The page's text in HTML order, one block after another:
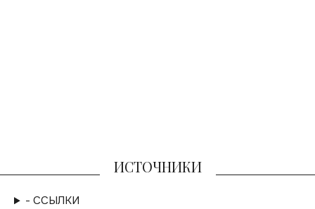
ИСТОЧНИКИ
- ССЫЛКИ